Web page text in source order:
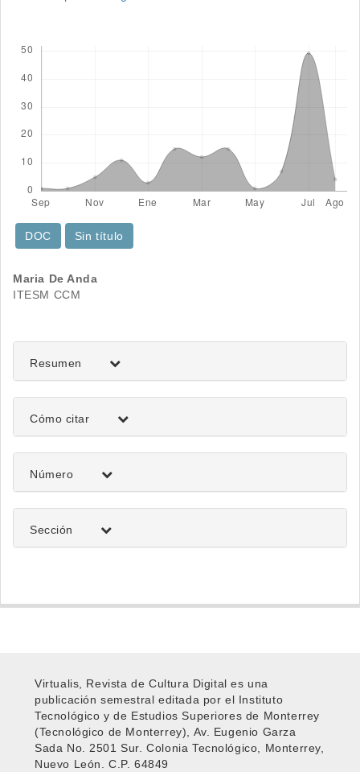
DOC Sin título
Contenido
del
artículo
Maria De Anda
ITESM CCM
Resumen
Detalles
del
artículo
Cómo citar
Número
Sección
Virtualis, Revista de Cultura Digital es una
publicación semestral editada por el Instituto
Tecnológico y de Estudios Superiores de Monterrey
(Tecnológico de Monterrey), Av. Eugenio Garza
Sada No. 2501 Sur. Colonia Tecnológico, Monterrey,
Nuevo León. C.P. 64849